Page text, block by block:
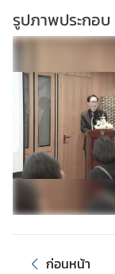
ริ
ก
า
ป
ร
ช
รูปภาพประกอบ
ก่อนหน้า